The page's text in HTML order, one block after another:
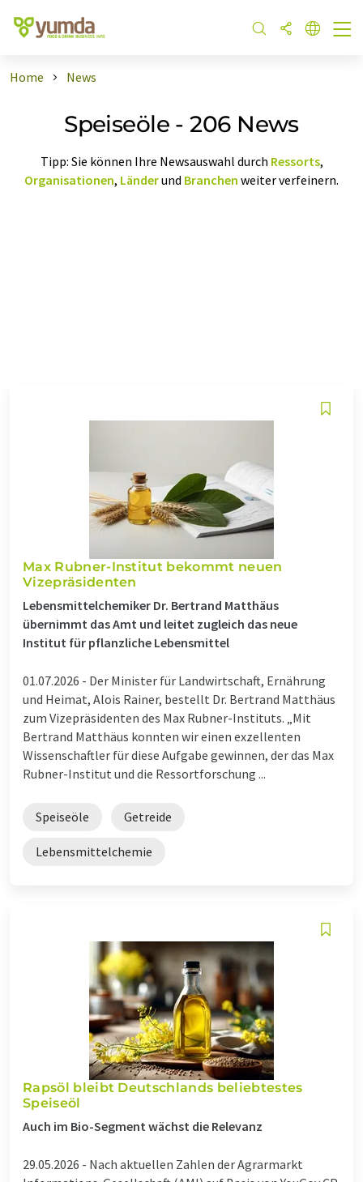
Home News
Speiseöle - 206 News
Tipp: Sie können Ihre Newsauswahl durch Ressorts,
Organisationen, Länderund Branchen weiter verfeinern.
Max Rubner-Institut bekommt neuen
Vizepräsidenten
Lebensmittelchemiker Dr. Bertrand Matthäus
übernimmt das Amt und leitet zugleich das neue
Institut für pflanzliche Lebensmittel
01.07.2026 - Der Minister für Landwirtschaft, Ernährung
und Heimat, Alois Rainer, bestellt Dr. Bertrand Matthäus
zum Vizepräsidenten des Max Rubner-Instituts. „Mit
Bertrand Matthäus konnten wir einen exzellenten
Wissenschaftler für diese Aufgabe gewinnen, der das Max
Rubner-Institut und die Ressortforschung ...
Speiseöle Getreide
Lebensmittelchemie
Rapsöl bleibt Deutschlands beliebtestes
Speiseöl
Auch im Bio-Segment wächst die Relevanz
29.05.2026 - Nach aktuellen Zahlen der Agrarmarkt